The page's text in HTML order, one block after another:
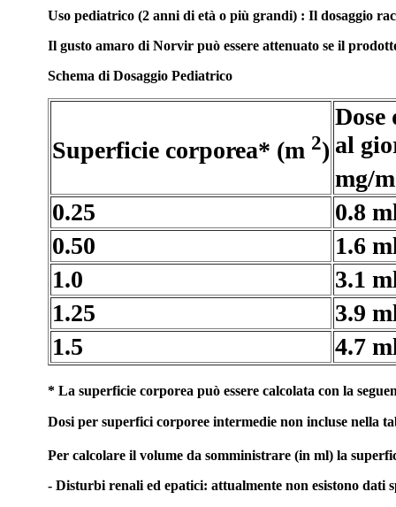
Uso pediatrico (2 anni di età o più grandi) : Il dosaggio
Il gusto amaro di Norvir può essere attenuato se il
Schema di Dosaggio Pediatrico
Superficie corporea* (m 2)
Dose
al
mg/
0.25
0.8
0.50
1.6
1.0
3.1
1.25
3.9
1.5
4.7
* La superficie corporea può essere calcolata con la
Dosi per superfici corporee intermedie non incluse nella
Per calcolare il volume da somministrare (in ml) la
- Disturbi renali ed epatici: attualmente non esistono dati